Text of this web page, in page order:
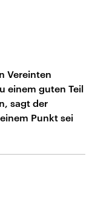
Vereinten
einem guten Teil
sagt der
Punkt sei